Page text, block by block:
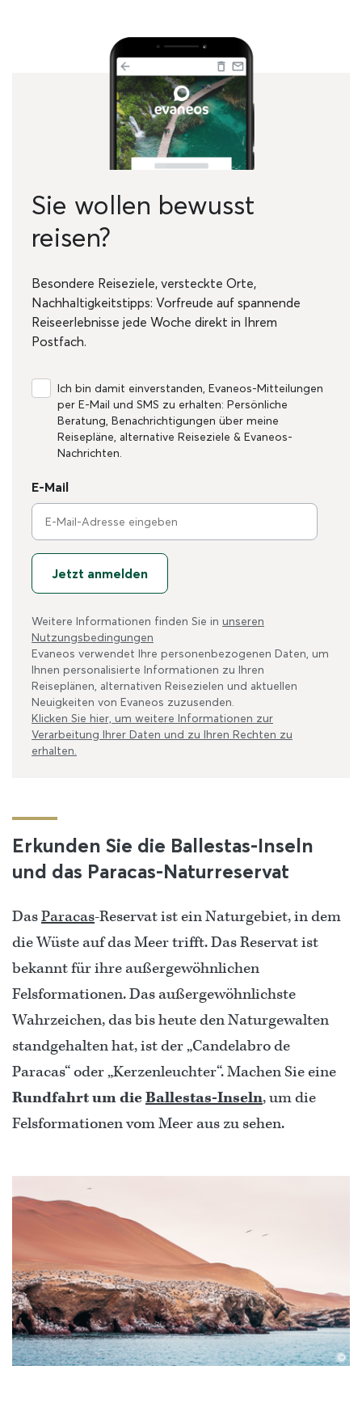
Sie wollen bewusst
reisen?
Besondere Reiseziele, versteckte Orte,
Nachhaltigkeitstipps: Vorfreude auf spannende
Reiseerlebnisse jede Woche direkt in Ihrem
Postfach.
Ich bin damit einverstanden, Evaneos-Mitteilungen
per E-Mail und SMS zu erhalten: Persönliche
Beratung, Benachrichtigungen über meine
Reisepläne, alternative Reiseziele & Evaneos-
Nachrichten.
E-Mail
Jetzt anmelden
Weitere Informationen finden Sie in unseren
Nutzungsbedingungen
Evaneos verwendet Ihre personenbezogenen Daten, um
Ihnen personalisierte Informationen zu Ihren
Reiseplänen, alternativen Reisezielen und aktuellen
Neuigkeiten von Evaneos zuzusenden.
Klicken Sie hier, um weitere Informationen zur
Verarbeitung Ihrer Daten und zu Ihren Rechten zu
erhalten.
Erkunden Sie die Ballestas-Inseln
und das Paracas-Naturreservat
DasParacas-Reservat ist ein Naturgebiet, in dem
die Wüste auf das Meer trifft. Das Reservat ist
bekannt für ihre außergewöhnlichen
Felsformationen. Das außergewöhnlichste
Wahrzeichen, das bis heute den Naturgewalten
standgehalten hat, ist der „Candelabro de
Paracas“ oder „Kerzenleuchter“. Machen Sie eine
Rundfahrt um dieBallestas-Inseln, um die
Felsformationen vom Meer aus zu sehen.
©